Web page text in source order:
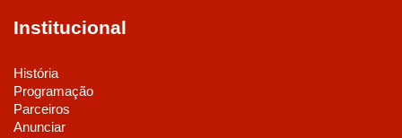
Institucional
História
Programação
Parceiros
Anunciar